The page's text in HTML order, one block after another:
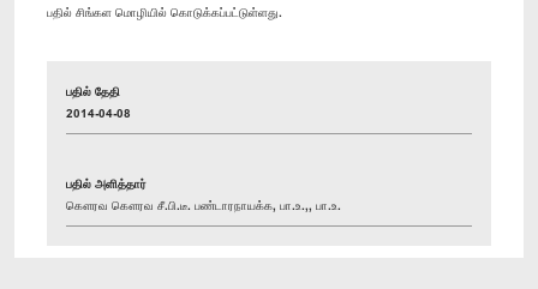
பதில் சிங்கள மொழியில் கொடுக்கப்பட்டுள்ளது.
பதில் தேதி
2014-04-08
பதில் அளித்தார்
கௌரவ கௌரவ சீ.பி.டீ. பண்டாரநாயக்க, பா.உ.,, பா.உ.